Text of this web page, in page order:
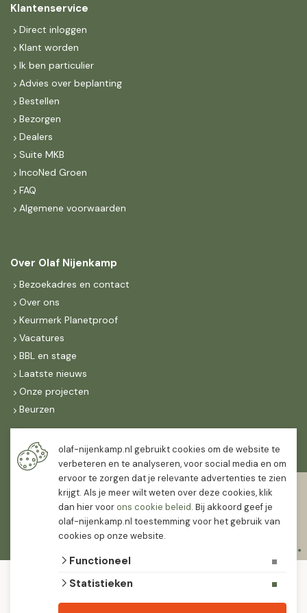
Klantenservice
Direct inloggen
Klant worden
Ik ben particulier
Advies over beplanting
Bestellen
Bezorgen
Dealers
Suite MKB
IncoNed Groen
FAQ
Algemene voorwaarden
Over Olaf Nijenkamp
Bezoekadres en contact
Over ons
Keurmerk Planetproof
Vacatures
BBL en stage
Laatste nieuws
Onze projecten
Beurzen
Maandag t/m vrijdag
07:30-
16:30
12:00
algemene voorwaarden
olaf-nijenkamp.nl gebruikt cookies om de website te
verbeteren en te analyseren, voor social media en om
ervoor te zorgen dat je relevante advertenties te zien
krijgt. Als je meer wilt weten over deze cookies, klik
dan hier voorons cookie beleid. Bij akkoord geef je
olaf-nijenkamp.nl toestemming voor het gebruik van
cookies op onze website.
Functioneel
Statistieken